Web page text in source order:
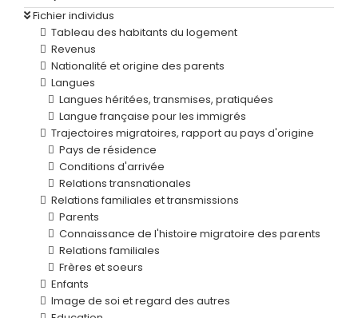
Fichier individus
Tableau des habitants du logement
Revenus
Nationalité et origine des parents
Langues
Langues héritées, transmises, pratiquées
Langue française pour les immigrés
Trajectoires migratoires, rapport au pays d'origine
Pays de résidence
Conditions d'arrivée
Relations transnationales
Relations familiales et transmissions
Parents
Connaissance de l'histoire migratoire des parents
Relations familiales
Frères et soeurs
Enfants
Image de soi et regard des autres